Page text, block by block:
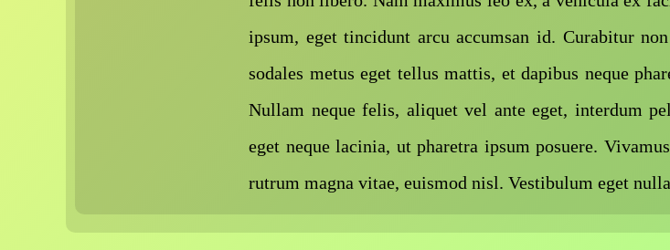
ipsum, eget tincidunt arcu accumsan id. Curabitur
sodales metus eget tellus mattis, et dapibus neque
Nullam neque felis, aliquet vel ante eget, interdum
eget neque lacinia, ut pharetra ipsum posuere.
rutrum magna vitae, euismod nisl. Vestibulum eget